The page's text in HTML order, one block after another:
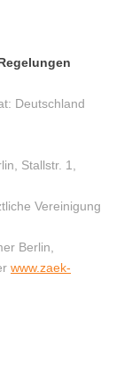
Deutschland
Stallstr. 1,
Vereinigung
Berlin,
www.zaek-